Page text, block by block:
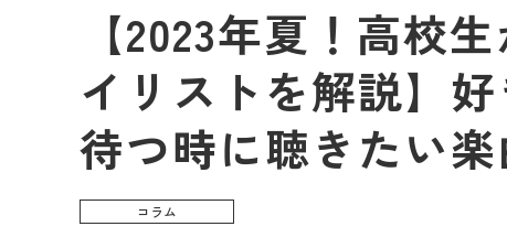
【2023年夏！高校
イリストを解説】
待つ時に聴きたい楽
コラム